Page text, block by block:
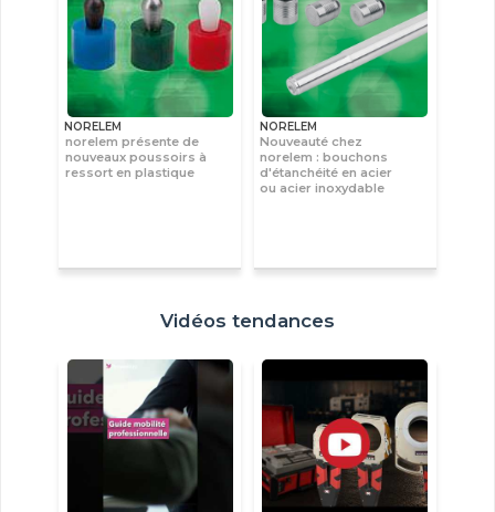
NORELEM
norelem présente de
nouveaux poussoirs à
ressort en plastique
NORELEM
Nouveauté chez
norelem : bouchons
d'étanchéité en acier
ou acier inoxydable
Vidéos tendances